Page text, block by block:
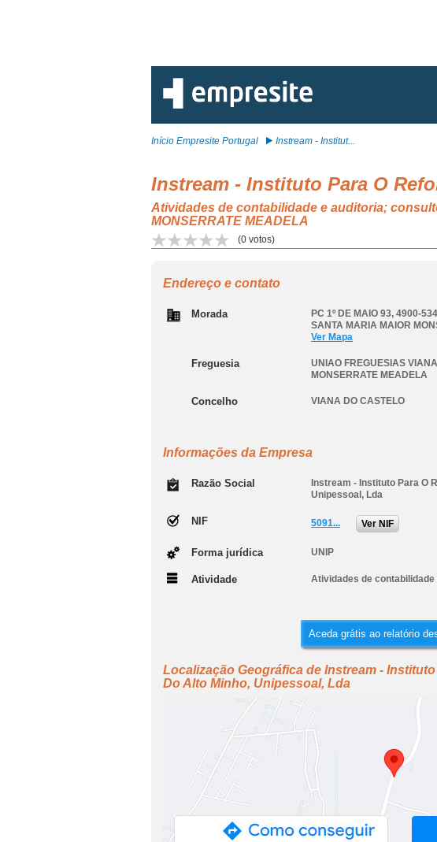
Início Empresite Portugal Instream - Institut...
Instream - Instituto Para O
Atividades de contabilidade e auditoria;
MONSERRATE MEADELA
(0 votos)
Endereço e contato
Morada PC 1º DE MAIO 93, 4900-534
SANTA MARIA MAIOR
Ver Mapa
Freguesia
UNIAO FREGUESIAS
MONSERRATE MEADELA
Concelho VIANA DO CASTELO
Informações da Empresa
Razão Social
Instream - Instituto Para O
Unipessoal, Lda
NIF 5091... Ver NIF
Forma jurídica UNIP
Atividade Atividades de
Aceda grátis ao relatório
Localização Geográfica de Instream -
Do Alto Minho, Unipessoal, Lda